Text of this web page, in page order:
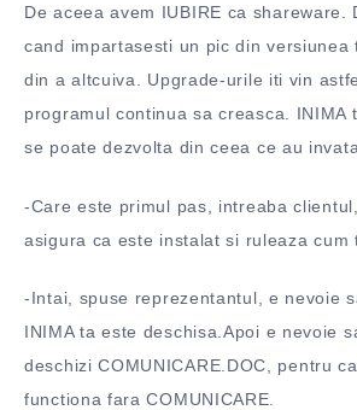
De aceea avem IUBIRE ca shareware.
cand impartasesti un pic din versiunea
din a altcuiva. Upgrade-urile iti vin
programul continua sa creasca. INIMA
se poate dezvolta din ceea ce au
-Care este primul pas, intreaba
asigura ca este instalat si ruleaza cum
-Intai, spuse reprezentantul, e nevoie
INIMA ta este deschisa.Apoi e nevoie
deschizi COMUNICARE.DOC, pentru
functiona fara COMUNICARE.